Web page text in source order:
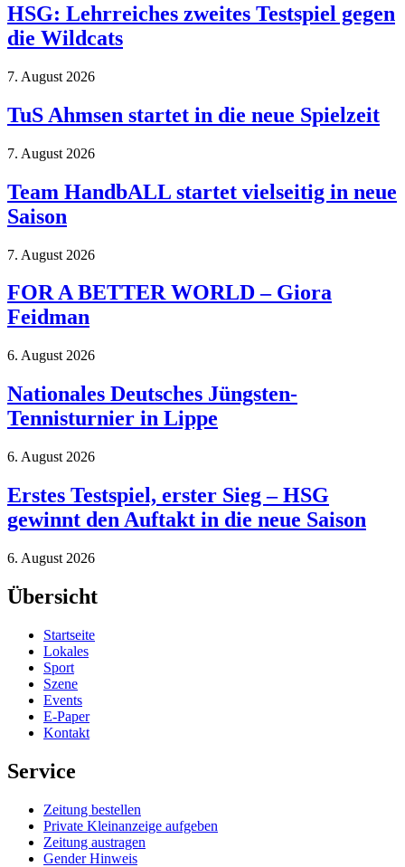
HSG: Lehrreiches zweites Testspiel gegen
die Wildcats
7. August 2026
TuS Ahmsen startet in die neue Spielzeit
7. August 2026
Team HandbALL startet vielseitig in neue
Saison
7. August 2026
FOR A BETTER WORLD – Giora
Feidman
6. August 2026
Nationales Deutsches Jüngsten-
Tennisturnier in Lippe
6. August 2026
Erstes Testspiel, erster Sieg – HSG
gewinnt den Auftakt in die neue Saison
6. August 2026
Übersicht
Startseite
Lokales
Sport
Szene
Events
E-Paper
Kontakt
Service
Zeitung bestellen
Private Kleinanzeige aufgeben
Zeitung austragen
Gender Hinweis